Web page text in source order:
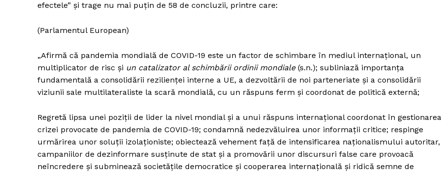
efectele” și trage nu mai puțin de 58 de concluzii, printre care:
(Parlamentul European)
„Afirmă că pandemia mondială de COVID-19 este un factor de schimbare în mediul internațional, un
multiplicator de risc și un catalizator al schimbării ordinii mondiale(s.n.); subliniază importanța
fundamentală a consolidării rezilienței interne a UE, a dezvoltării de noi parteneriate și a consolidării
viziunii sale multilateraliste la scară mondială, cu un răspuns ferm și coordonat de politică externă;
Regretă lipsa unei poziții de lider la nivel mondial și a unui răspuns internațional coordonat în gestionarea
crizei provocate de pandemia de COVID-19; condamnă nedezvăluirea unor informații critice; respinge
urmărirea unor soluții izolaționiste; obiectează vehement față de intensificarea naționalismului
campaniilor de dezinformare susținute de stat și a promovării unor discursuri false care provoacă
neîncredere și subminează societățile democratice și cooperarea internațională și ridică semne de